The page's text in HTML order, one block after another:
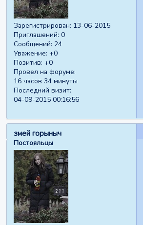
Зарегистрирован: 13-06-2015
Приглашений: 0
Сообщений: 24
Уважение: +0
Позитив: +0
Провел на форуме:
16 часов 34 минуты
Последний визит:
04-09-2015 00:16:56
змей горыныч
Постояльцы